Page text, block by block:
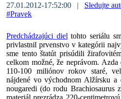
27.01.2012-17:52:00 | Sledujte
#Pravek
Predchádzajúci diel tohto seriálu
privlastnil prvenstvo v kategórii
sme tento štatút prisúdili
celkom možné, že neprávom.
110-100 miliónov rokov staré,
nájdené vo východnom Alžírsku a
nougaredi (do rodu Brachiosaurus
materiál prezrádza 220-